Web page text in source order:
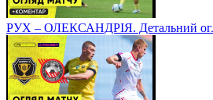
РУХ – ОЛЕКСАНДРІЯ. Детальний